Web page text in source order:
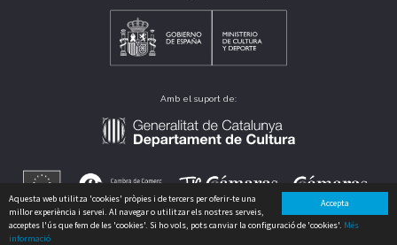
Accepta
Aquesta web utilitza 'cookies' pròpies i de tercers per oferir-te una
millor experiència i servei. Al navegar o utilitzar els nostres serveis,
acceptes l'ús que fem de les 'cookies'. Si ho vols, pots canviar la configuració de 'cookies'. Més
informació
Amb el suport de:
CLUB CATALÀ DE CULTURA, S.L. B64175235 CARRER PERÚ, 186 - 08020 - BARCELONA